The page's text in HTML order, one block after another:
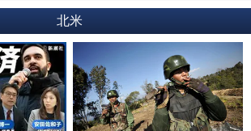
北米